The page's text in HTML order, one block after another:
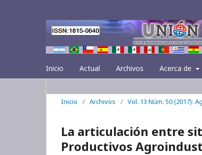
Inicio Actual Archivos Acerca de
Inicio / Archivos / Vol. 13 Núm. 50 (2017):
La articulación entre
Productivos